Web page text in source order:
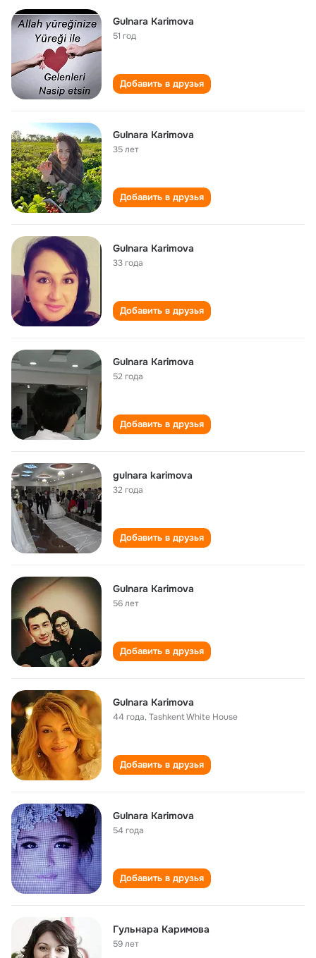
Gulnara Karimova
51 год
Добавить в друзья
Gulnara Karimova
35 лет
Добавить в друзья
Gulnara Karimova
33 года
Добавить в друзья
Gulnara Karimova
52 года
Добавить в друзья
gulnara karimova
32 года
Добавить в друзья
Gulnara Karimova
56 лет
Добавить в друзья
Gulnara Karimova
44 года,Tashkent White House
Добавить в друзья
Gulnara Karimova
54 года
Добавить в друзья
Гульнара Каримова
59 лет